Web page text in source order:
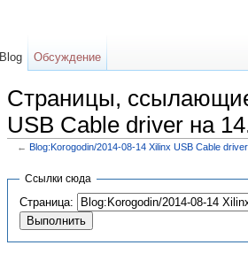
Страницы,
USB Cable driver на
← Blog:Korogodin/2014-08-14 Xilinx USB Cable
Ссылки сюда
Страница:
Blog Обсуждение